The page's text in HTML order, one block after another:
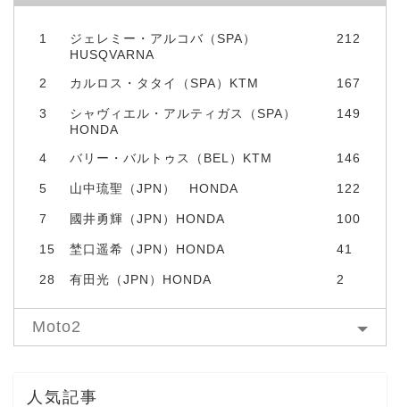
1
ジェレミー・アルコバ（SPA）
HUSQVARNA
212
2 カルロス・タタイ（SPA）KTM 167
3
シャヴィエル・アルティガス（SPA）
HONDA
149
4 バリー・バルトゥス（BEL）KTM 146
5 山中琉聖（JPN） HONDA 122
7 國井勇輝（JPN）HONDA 100
15 埜口遥希（JPN）HONDA 41
28 有田光（JPN）HONDA 2
Moto2
人気記事